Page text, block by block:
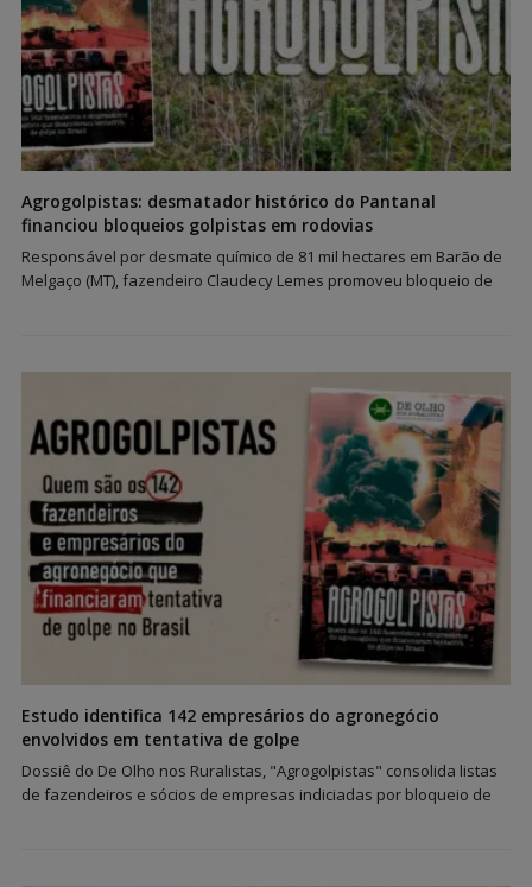
Agrogolpistas: desmatador histórico do Pantanal
financiou bloqueios golpistas em rodovias
Responsável por desmate químico de 81 mil hectares em Barão de
Melgaço (MT), fazendeiro Claudecy Lemes promoveu bloqueio de
Estudo identifica 142 empresários do agronegócio
envolvidos em tentativa de golpe
Dossiê do De Olho nos Ruralistas, "Agrogolpistas" consolida listas
de fazendeiros e sócios de empresas indiciadas por bloqueio de